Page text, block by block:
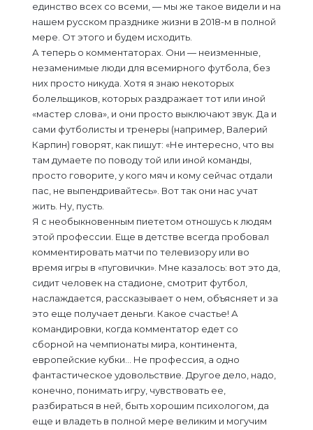
единство всех со всеми, — мы же такое видели и на
нашем русском празднике жизни в 2018-м в полной
мере. От этого и будем исходить.
А теперь о комментаторах. Они — неизменные,
незаменимые люди для всемирного футбола, без
них просто никуда. Хотя я знаю некоторых
болельщиков, которых раздражает тот или иной
«мастер слова», и они просто выключают звук. Да и
сами футболисты и тренеры (например, Валерий
Карпин) говорят, как пишут: «Не интересно, что вы
там думаете по поводу той или иной команды,
просто говорите, у кого мяч и кому сейчас отдали
пас, не выпендривайтесь». Вот так они нас учат
жить. Ну, пусть.
Я с необыкновенным пиететом отношусь к людям
этой профессии. Еще в детстве всегда пробовал
комментировать матчи по телевизору или во
время игры в «пуговички». Мне казалось: вот это да,
сидит человек на стадионе, смотрит футбол,
наслаждается, рассказывает о нем, объясняет и за
это еще получает деньги. Какое счастье! А
командировки, когда комментатор едет со
сборной на чемпионаты мира, континента,
европейские кубки… Не профессия, а одно
фантастическое удовольствие. Другое дело, надо,
конечно, понимать игру, чувствовать ее,
разбираться в ней, быть хорошим психологом, да
еще и владеть в полной мере великим и могучим